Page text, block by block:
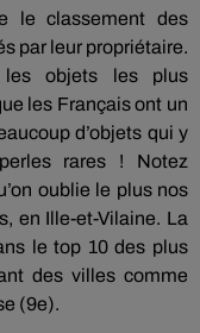
le classement des
par leur propriétaire.
objets les plus
les Français ont un
d’objets qui y
rares ! Notez
oublie le plus nos
en Ille-et-Vilaine. La
le top 10 des plus
des villes comme
(9e).